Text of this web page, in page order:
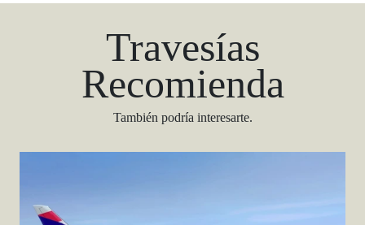
Travesías
Recomienda
También podría interesarte.